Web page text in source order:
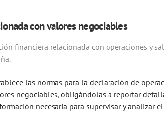
con valores negociables
financiera relacionada con operaciones y
las normas para la declaración de
negociables, obligándolas a reportar
necesaria para supervisar y analizar